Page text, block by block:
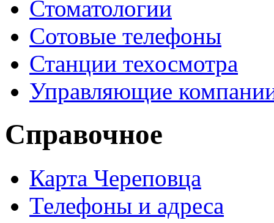
Стоматологии
Сотовые телефоны
Станции техосмотра
Управляющие
Справочное
Карта Череповца
Телефоны и адреса